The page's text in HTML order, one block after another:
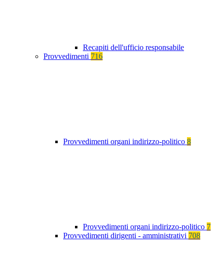
Recapiti dell'ufficio responsabile
Provvedimenti 716
Provvedimenti organi indirizzo-politico 8
Provvedimenti organi indirizzo-politico 7
Provvedimenti dirigenti - amministrativi 708